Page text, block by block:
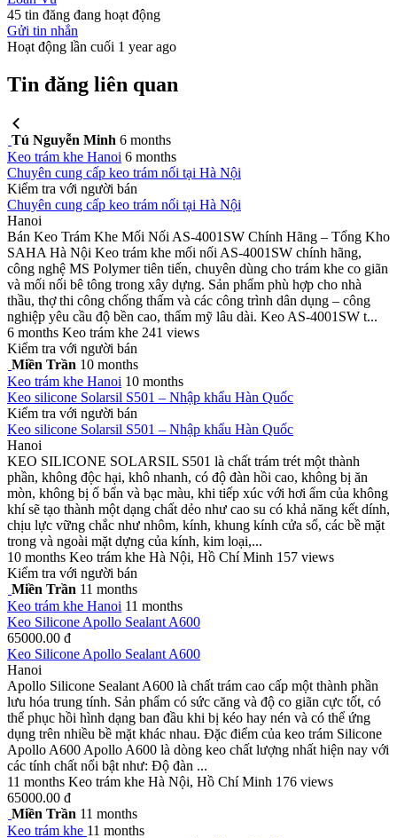
45 tin đăng đang hoạt động
Gửi tin nhắn
Hoạt động lần cuối 1 year ago
Tin đăng liên quan
Tú Nguyễn Minh 6 months
Keo trám khe Hanoi 6 months
Chuyên cung cấp keo trám nối tại Hà Nội
Kiểm tra với người bán
Chuyên cung cấp keo trám nối tại Hà Nội
Hanoi
Bán Keo Trám Khe Mối Nối AS-4001SW Chính Hãng – Tổng Kho
SAHA Hà Nội Keo trám khe mối nối AS-4001SW chính hãng,
công nghệ MS Polymer tiên tiến, chuyên dùng cho trám khe co giãn
và mối nối bê tông trong xây dựng. Sản phẩm phù hợp cho nhà
thầu, thợ thi công chống thấm và các công trình dân dụng – công
nghiệp yêu cầu độ bền cao, thẩm mỹ lâu dài. Keo AS-4001SW t...
6 months Keo trám khe 241 views
Kiểm tra với người bán
Miền Trần 10 months
Keo trám khe Hanoi 10 months
Keo silicone Solarsil S501 – Nhập khẩu Hàn Quốc
Kiểm tra với người bán
Keo silicone Solarsil S501 – Nhập khẩu Hàn Quốc
Hanoi
KEO SILICONE SOLARSIL S501 là chất trám trét một thành
phần, không độc hại, khô nhanh, có độ đàn hồi cao, không bị ăn
mòn, không bị ố bẩn và bạc màu, khi tiếp xúc với hơi ẩm của không
khí sẽ tạo thành một dạng chất dẻo như cao su có khả năng kết dính,
chịu lực vững chắc như nhôm, kính, khung kính cửa sổ, các bề mặt
trong và ngoài mặt dựng của kính, kim loại,...
10 months Keo trám khe Hà Nội, Hồ Chí Minh 157 views
Kiểm tra với người bán
Miền Trần 11 months
Keo trám khe Hanoi 11 months
Keo Silicone Apollo Sealant A600
65000.00 đ
Keo Silicone Apollo Sealant A600
Hanoi
Apollo Silicone Sealant A600 là chất trám cao cấp một thành phần
lưu hóa trung tính. Sản phẩm có sức căng và độ co giãn cực tốt, có
thể phục hồi hình dạng ban đầu khi bị kéo hay nén và có thể ứng
dụng trên nhiều bề mặt khác nhau. Đặc điểm của keo trám Silicone
Apollo A600 Apollo A600 là dòng keo chất lượng nhất hiện nay với
các tính chất nổi bật như: Độ đàn ...
11 months Keo trám khe Hà Nội, Hồ Chí Minh 176 views
65000.00 đ
Miền Trần 11 months
Keo trám khe 11 months